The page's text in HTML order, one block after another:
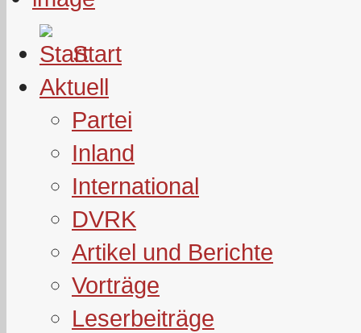
Start
Aktuell
Partei
Inland
International
DVRK
Artikel und Berichte
Vorträge
Leserbeiträge